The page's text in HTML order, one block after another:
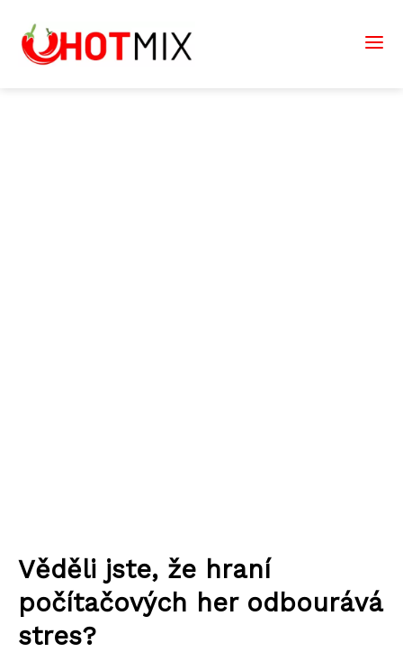
Věděli jste, že hraní
počítačových her odbourává
stres?